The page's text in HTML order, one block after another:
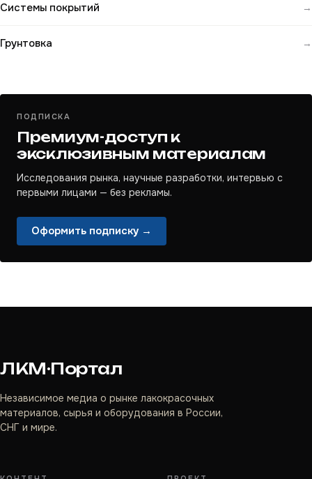
Системы покрытий →
Грунтовка →
ПОДПИСКА
Премиум-доступ к
эксклюзивным материалам
Исследования рынка, научные разработки, интервью с
первыми лицами — без рекламы.
Оформить подписку →
ЛКМ·Портал
Независимое медиа о рынке лакокрасочных
материалов, сырья и оборудования в России,
СНГ и мире.